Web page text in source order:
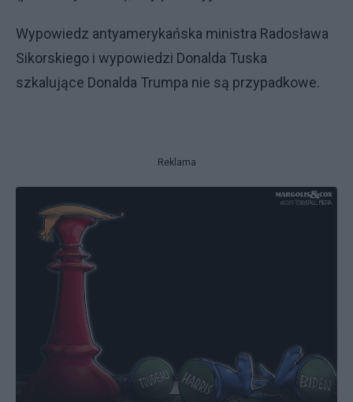
Wypowiedz antyamerykańska ministra Radosława
Sikorskiego i wypowiedzi Donalda Tuska
szkalujące Donalda Trumpa nie są przypadkowe.
Reklama